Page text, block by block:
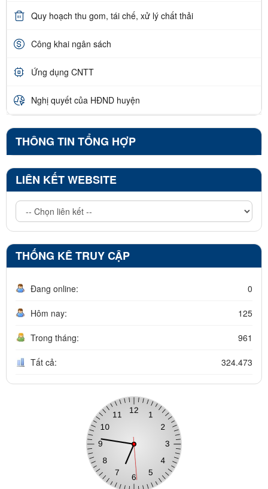
Quy hoạch thu gom, tái chế, xử lý chất thải
Công khai ngân sách
Ứng dụng CNTT
Nghị quyết của HĐND huyện
THÔNG TIN TỔNG HỢP
LIÊN KẾT WEBSITE
THỐNG KÊ TRUY CẬP
Đang online: 0
Hôm nay: 125
Trong tháng: 961
Tất cả: 324.473